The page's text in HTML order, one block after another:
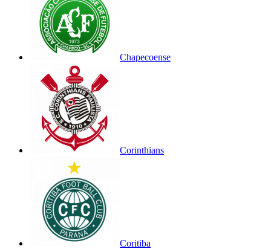
Chapecoense
Corinthians
Coritiba